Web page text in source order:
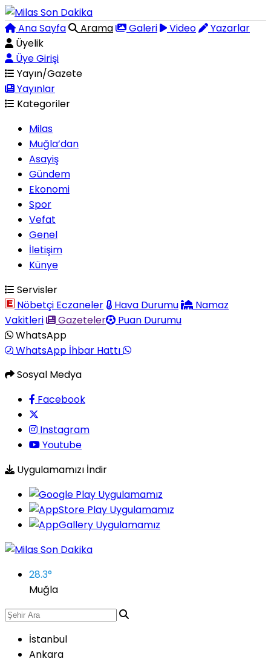
Ana Sayfa Arama Galeri Video
Yazarlar
Üyelik
Üye Girişi
Yayın/Gazete
Yayınlar
Kategoriler
Milas
Muğla’dan
Asayiş
Gündem
Ekonomi
Spor
Vefat
Genel
İletişim
Künye
Servisler
Nöbetçi Eczaneler
Hava Durumu
Namaz
Vakitleri
Gazeteler
Puan Durumu
WhatsApp
WhatsApp İhbar Hattı
Sosyal Medya
Facebook
Instagram
Youtube
Uygulamamızı İndir
28.3°
Muğla
İstanbul
Ankara